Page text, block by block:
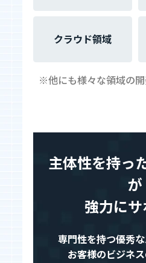
クラウド領域
※他にも様々な領域の
主体性を持っ
が
強力にサ
専門性を持つ優秀な
お客様のビジネ